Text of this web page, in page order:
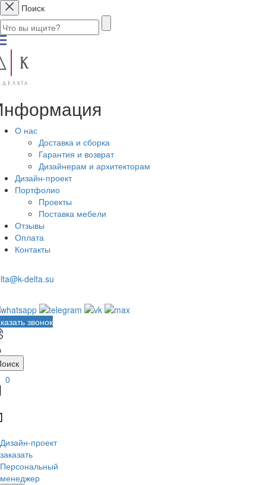
Поиск
О нас
Доставка и сборка
Гарантия и возврат
Дизайнерам и архитекторам
Дизайн-проект
Портфолио
Проекты
Поставка мебели
Отзывы
Оплата
Контакты
delta.su
звонок
0
Дизайн-проект
заказать
Персональный
менеджер